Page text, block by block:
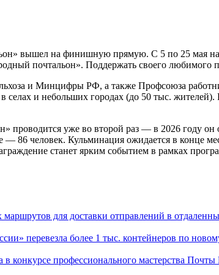
вышел на финишную прямую. С 5 по 25 мая
почтальон». Поддержать своего
и Минцифры РФ, а также Профсоюза
селах и небольших городах (до 50 тыс.
проводится уже во второй раз — в 2026 году
86 человек. Кульминация ожидается в конце
станет ярким событием в рамках
для доставки отправлений в
перевезла более 1 тыс. контейнеров по
конкурсе профессионального мастерства Почты